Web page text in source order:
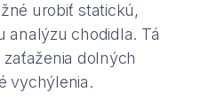
urobiť statickú,
analýzu chodidla. Tá
dolných
vychýlenia.